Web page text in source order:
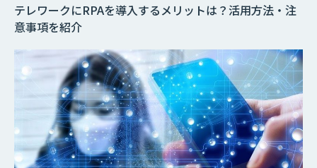
テレワークにRPAを導入するメリットは？活用方法・注
意事項を紹介